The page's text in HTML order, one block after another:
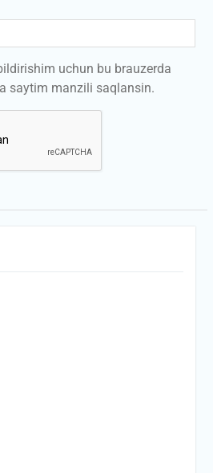
uchun bu brauzerda
saytim manzili saqlansin.